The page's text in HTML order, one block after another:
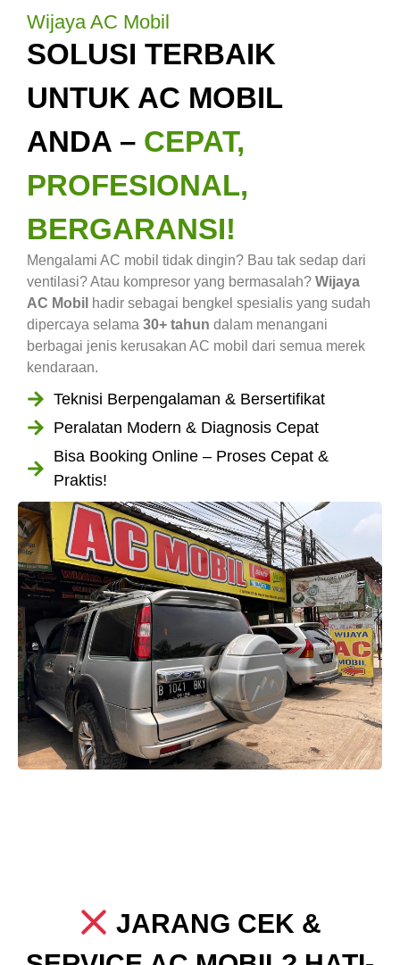
Wijaya AC Mobil
SOLUSI TERBAIK
UNTUK AC MOBIL
ANDA – CEPAT,
PROFESIONAL,
BERGARANSI!
Mengalami AC mobil tidak dingin? Bau tak sedap dari
ventilasi? Atau kompresor yang bermasalah? Wijaya
AC Mobil hadir sebagai bengkel spesialis yang sudah
dipercaya selama 30+ tahun dalam menangani
berbagai jenis kerusakan AC mobil dari semua merek
kendaraan.
Teknisi Berpengalaman & Bersertifikat
Peralatan Modern & Diagnosis Cepat
Bisa Booking Online – Proses Cepat &
Praktis!
JARANG CEK &